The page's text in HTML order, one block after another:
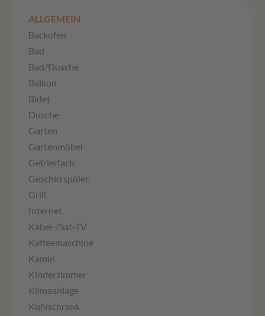
ALLGEMEIN
Backofen
Bad
Bad/Dusche
Balkon
Bidet
Dusche
Garten
Gartenmöbel
Gefrierfach
Geschirrspüler
Grill
Internet
Kabel-/Sat-TV
Kaffeemaschine
Kamin
Kinderzimmer
Klimaanlage
Kühlschrank